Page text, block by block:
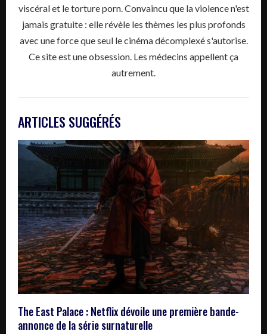
viscéral et le torture porn. Convaincu que la violence n'est
jamais gratuite : elle révèle les thèmes les plus profonds
avec une force que seul le cinéma décomplexé s'autorise.
Ce site est une obsession. Les médecins appellent ça
autrement.
ARTICLES SUGGÉRÉS
The East Palace : Netflix dévoile une première bande-
annonce de la série surnaturelle